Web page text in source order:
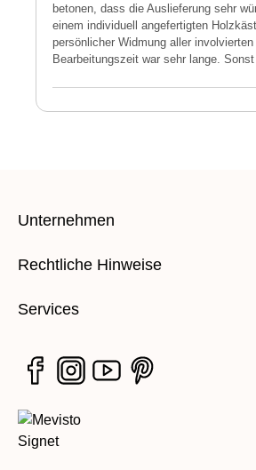
betonen, dass die Auslieferung sehr
einem individuell angefertigten
persönlicher Widmung aller
Bearbeitungszeit war sehr lange.
Unternehmen
Rechtliche Hinweise
Services